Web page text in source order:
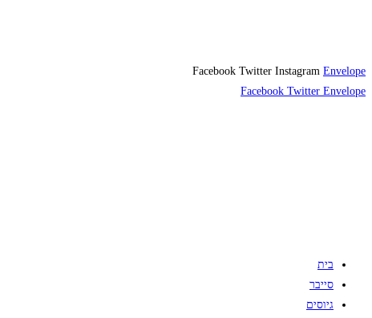
Facebook Twitter Instagram Envelope
Facebook Twitter Envelope
בית
סייבר
גיוסים